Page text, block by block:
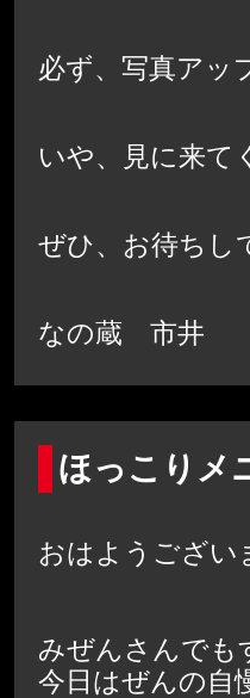
必ず、写真アッ
いや、見に来て
ぜひ、お待ち
なの蔵 市井
ほっこりメ
おはようござ
みぜんさんでも
今日はぜんの自